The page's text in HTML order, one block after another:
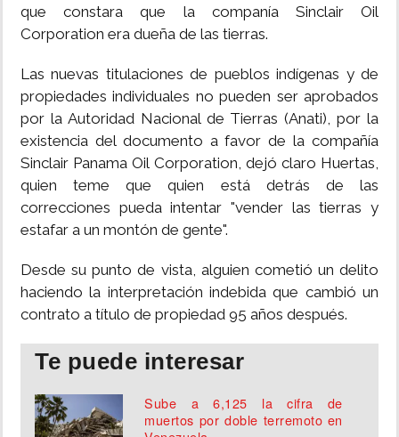
que constara que la companía Sinclair Oil
Corporation era dueña de las tierras.
Las nuevas titulaciones de pueblos indígenas y de
propiedades individuales no pueden ser aprobados
por la Autoridad Nacional de Tierras (Anati), por la
existencia del documento a favor de la compañía
Sinclair Panama Oil Corporation, dejó claro Huertas,
quien teme que quien está detrás de las
correcciones pueda intentar "vender las tierras y
estafar a un montón de gente".
Desde su punto de vista, alguien cometió un delito
haciendo la interpretación indebida que cambió un
contrato a título de propiedad 95 años después.
Te puede interesar
Sube a 6,125 la cifra de
muertos por doble terremoto en